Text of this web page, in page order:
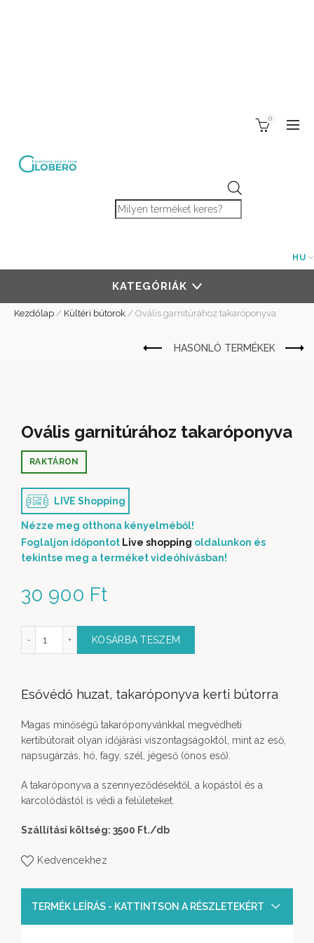
Products search
0
HU
KATEGÓRIÁK
Kezdőlap / Kültéri bútorok / Ovális garnitúrához takaróponyva
Ovális garnitúrához takaróponyva
30 900 Ft
RAKTÁRON
LIVE Shopping
Nézze meg otthona kényelméből!
Foglaljon időpontot Live shopping oldalunkon és
tekintse meg a terméket videóhívásban!
takaróponyva mennyiség
KOSÁRBA TESZEM
Esővédő huzat, takaróponyva kerti bútorra
Magas minőségű takaróponyvánkkal megvédheti
kertibútorait olyan időjárási viszontagságoktól, mint az eső,
napsugárzás, hó, fagy, szél, jégeső (ónos eső).
A takaróponyva a szennyeződésektől, a kopástól és a
karcolódástól is védi a felületeket.
Szállítási költség: 3500 Ft./db
Kedvencekhez
TERMÉK LEÍRÁS - KATTINTSON A RÉSZLETEKÉRT